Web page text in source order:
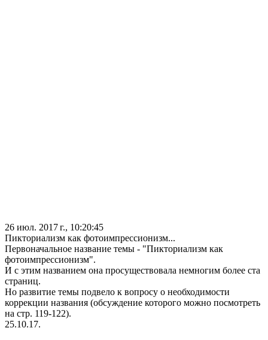
26 июл. 2017 г., 10:20:45
Пикториализм как фотоимпрессионизм...
Первоначальное название темы - "Пикториализм как
фотоимпрессионизм".
И с этим названием она просуществовала немногим более ста
страниц.
Но развитие темы подвело к вопросу о необходимости
коррекции названия (обсуждение которого можно посмотреть
на стр. 119-122).
25.10.17.